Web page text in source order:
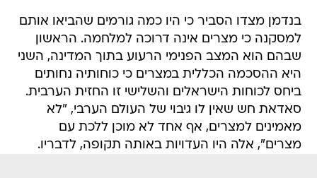
בנדמן מצדו הסביר כי היו כמה גורמים שהביאו אותם
למסקנה כי מצרים אינה דרוכה למלחמה. הראשון
שבהם הוא המצב הפנימי הרעוע בתוך המדינה, השני
היא ההסכמה הכללית במצרים כי כוחותיה נחותים
ביחס לכוחות הישראלים והשלישי זו החזית הערבית.
סאדאת חש שאין לו גיבוי של העולם הערבי, "לא
מאמינים למצרים, אף אחד לא מוכן ללכת עם
מצרים", אלה היו העדויות באותה תקופה, לדבריו.